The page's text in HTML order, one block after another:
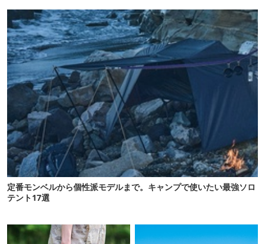
定番モンベルから個性派モデルまで。キャンプで使いたい最強ソロ
テント17選